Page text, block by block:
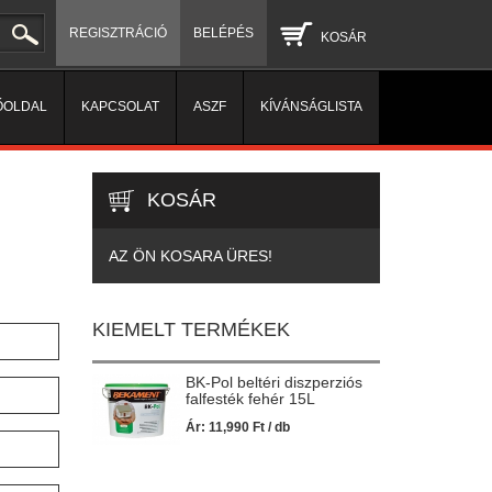
REGISZTRÁCIÓ BELÉPÉS KOSÁR
KAPCSOLAT ASZF KÍVÁNSÁGLISTA
KOSÁR
AZ ÖN KOSARA ÜRES!
KIEMELT TERMÉKEK
BK-Pol beltéri diszperziós
falfesték fehér 15L
Ár: 11,990Ft / db